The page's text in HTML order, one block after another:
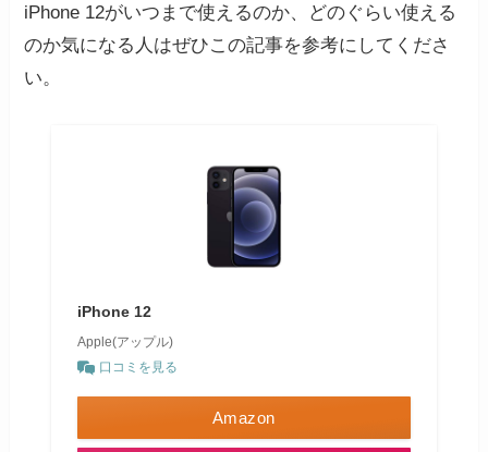
iPhone 12がいつまで使えるのか、どのぐらい使える
のか気になる人はぜひこの記事を参考にしてくださ
い。
iPhone 12
Apple(アップル)
口コミを見る
Amazon